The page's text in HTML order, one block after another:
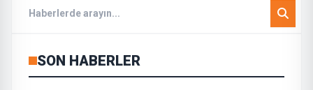
SON HABERLER